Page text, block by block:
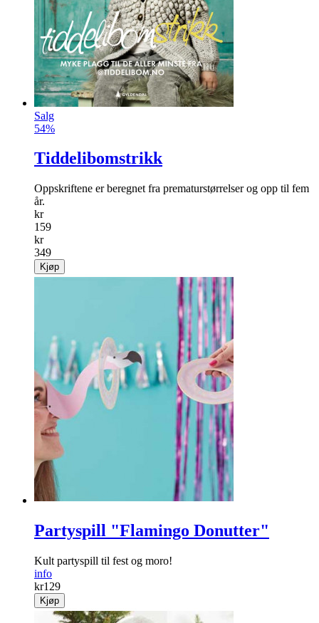
Salg
54%
Tiddelibomstrikk
Oppskriftene er beregnet fra prematurstørrelser og opp til fem
år.
kr
159
kr
349
Kjøp
Partyspill "Flamingo Donutter"
Kult partyspill til fest og moro!
info
kr129
Kjøp